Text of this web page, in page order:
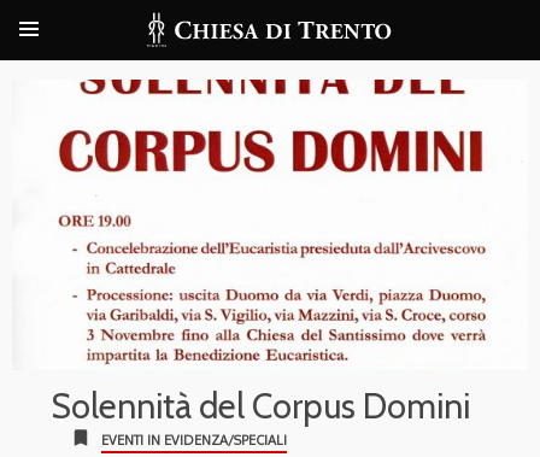
Solennità del Corpus Domini
bookmark EVENTI IN EVIDENZA/SPECIALI